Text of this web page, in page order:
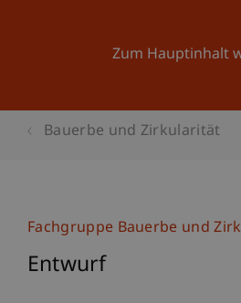
Zum Hauptinhalt
Bauerbe und Zirkularität
Fachgruppe Bauerbe und
Entwurf